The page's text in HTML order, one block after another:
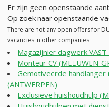
Er zijn geen openstaande
Op zoek naar openstaande
There are not any open offers for
vacancies in other companies
Magazijnier dagwerk VAST
Monteur CV (MEEUWEN-
Gemotiveerde
(ANTWERPEN)
Exclusieve huishoudhulp